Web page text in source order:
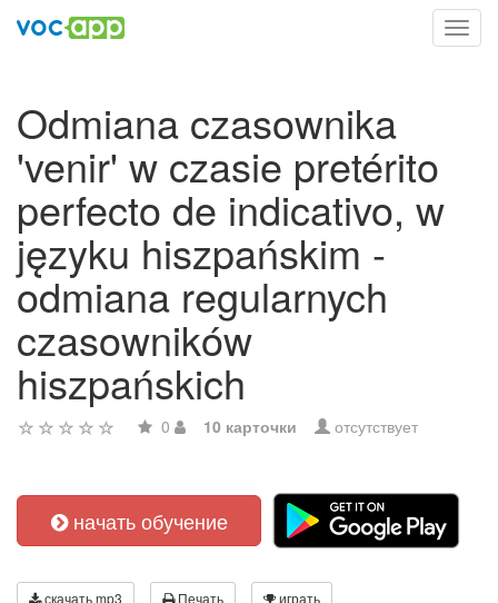
Odmiana czasownika
'venir' w czasie pretérito
perfecto de indicativo, w
języku hiszpańskim -
odmiana regularnych
czasowników
hiszpańskich
0 10 карточки отсутствует
начать обучение
скачать mp3 Печать играть